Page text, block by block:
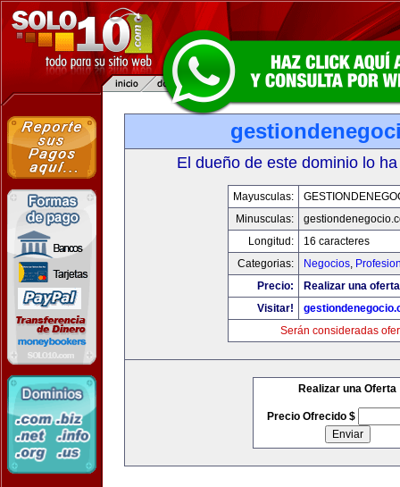
El dueño de este dominio lo
Mayusculas:
Minusculas:
Longitud:
16 caracteres
Categorias:
Negocios,
Precio:
Realizar una
Visitar!
Serán consideradas
Realizar una Oferta
Precio Ofrecido $